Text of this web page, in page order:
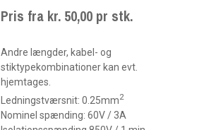
Pris fra kr. 50,00 pr stk.
Andre længder, kabel- og
stiktypekombinationer kan evt.
hjemtages.
Ledningstværsnit: 0.25mm2
Nominel spænding: 60V / 3A